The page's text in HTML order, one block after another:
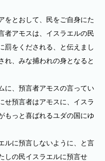
とおして、民をご自身にた
者アモスは、イスラエルの民
罰をくだされる、と伝えまし
れ、みな捕われの身となると
に、預言者アモスの言ってい
せ預言者はアモスに、イスラ
もっと喜ばれるユダの国にゆ
ルに預言しないように、と言
しの民イスラエルに預言せ